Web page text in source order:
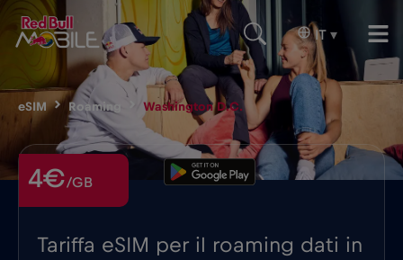
IT ▾
eSIM Roaming Washington D.C.
Tariffa eSIM per il roaming dati in
4€/GB